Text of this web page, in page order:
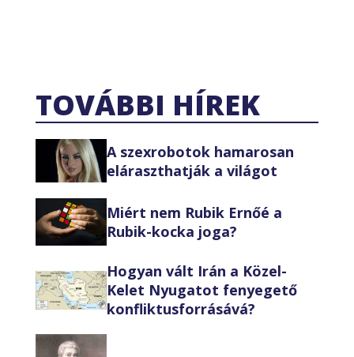
TOVÁBBI HÍREK
A szexrobotok hamarosan
eláraszthatják a világot
Miért nem Rubik Ernőé a
Rubik-kocka joga?
Hogyan vált Irán a Közel-
Kelet Nyugatot fenyegető
konfliktusforrásává?